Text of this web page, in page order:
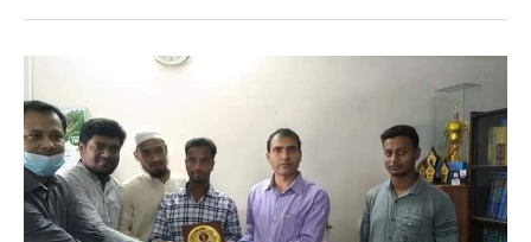
অর্থনীতি
১ম